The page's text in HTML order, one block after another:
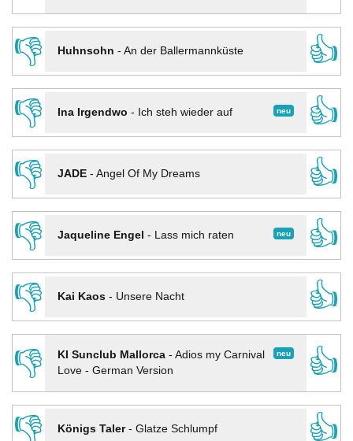
👎
Huhnsohn - An der Ballermannküste
👍
👎
neu
Ina Irgendwo - Ich steh wieder auf
👍
👎
JADE- Angel Of My Dreams
👍
👎
neu
Jaqueline Engel - Lass mich raten
👍
👎
Kai Kaos- Unsere Nacht
👍
👎
neu
KI Sunclub Mallorca- Adios my Carnival
Love - German Version
👍
👎
Königs Taler- Glatze Schlumpf
👍